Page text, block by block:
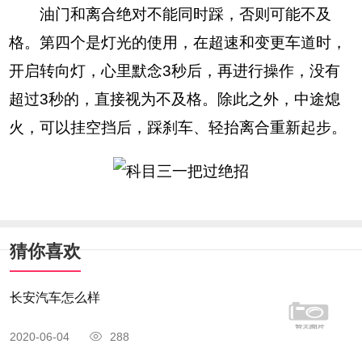
油门和离合绝对不能同时踩，否则可能不及
格。第四个是灯光的使用，在超速和变更车道时，
开启转向灯，心里默念3秒后，再进行操作，没有
超过3秒的，直接视为不及格。除此之外，中途熄
火，可以挂空挡后，踩刹车、轻抬离合重新起步。
猜你喜欢
长安汽车怎么样
2020-06-04 288